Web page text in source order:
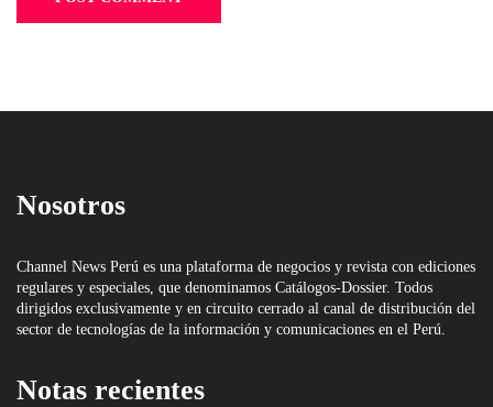
Nosotros
Channel News Perú es una plataforma de negocios y revista con ediciones
regulares y especiales, que denominamos Catálogos-Dossier. Todos
dirigidos exclusivamente y en circuito cerrado al canal de distribución del
sector de tecnologías de la información y comunicaciones en el Perú.
Notas recientes